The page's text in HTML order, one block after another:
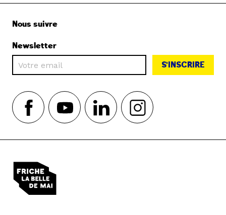
Nous suivre
Newsletter
S'INSCRIRE